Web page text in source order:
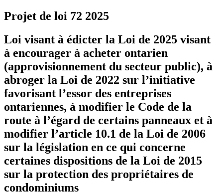
Projet de loi 72 2025
Loi visant à édicter la Loi de 2025 visant
à encourager à acheter ontarien
(approvisionnement du secteur public), à
abroger la Loi de 2022 sur l’initiative
favorisant l’essor des entreprises
ontariennes, à modifier le Code de la
route à l’égard de certains panneaux et à
modifier l’article 10.1 de la Loi de 2006
sur la législation en ce qui concerne
certaines dispositions de la Loi de 2015
sur la protection des propriétaires de
condominiums